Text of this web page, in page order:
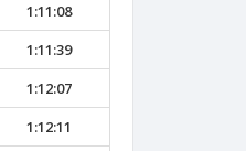
1:11:08
1:11:39
1:12:07
1:12:11